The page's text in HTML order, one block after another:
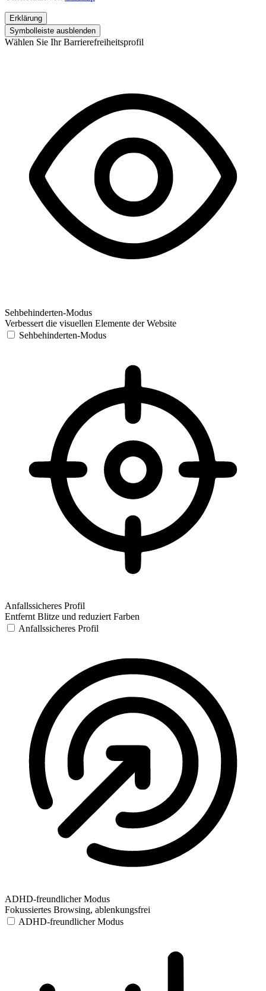
Erklärung
Symbolleiste ausblenden
Wählen Sie Ihr Barrierefreiheitsprofil
Sehbehinderten-Modus
Verbessert die visuellen Elemente der Website
Sehbehinderten-Modus
Anfallssicheres Profil
Entfernt Blitze und reduziert Farben
Anfallssicheres Profil
ADHD-freundlicher Modus
Fokussiertes Browsing, ablenkungsfrei
ADHD-freundlicher Modus